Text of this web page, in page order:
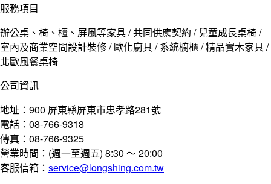
服務項目
辦公桌、椅、櫃、屏風等家具 / 共同供應契約 / 兒童成長桌椅 /
室內及商業空間設計裝修 / 歐化廚具 / 系統櫥櫃 / 精品實木家具 /
北歐風餐桌椅
公司資訊
地址：900 屏東縣屏東市忠孝路281號
電話：08-766-9318
傳真：08-766-9325
營業時間：(週一至週五) 8:30 ～ 20:00
客服信箱： service@longshing.com.tw